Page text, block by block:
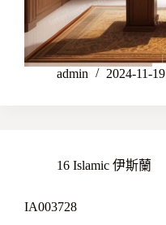
admin 2024-11-19
16 Islamic 伊斯蘭
IA003728